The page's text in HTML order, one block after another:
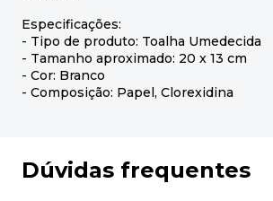
Especificações:
- Tipo de produto: Toalha Umedecida
- Tamanho aproximado: 20 x 13 cm
- Cor: Branco
- Composição: Papel, Clorexidina
Dúvidas frequentes